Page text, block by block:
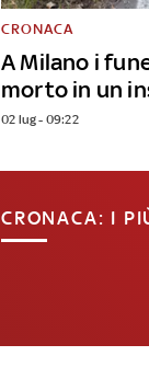
A Milano i
morto in un
CRONACA
02 lug - 09:22
CRONACA: I